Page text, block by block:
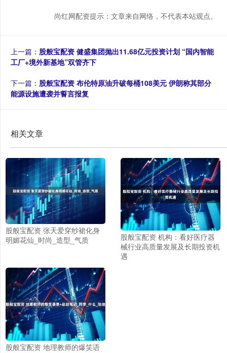
尚红网配资提示：文章来自网络，不代表本站观点。
上一篇： 股般宝配资 健盛集团抛出11.68亿元投资计划 “国内智能
工厂+境外新基地”双管齐下
下一篇： 股般宝配资 布伦特原油升破每桶108美元 伊朗称其部分
能源设施遭袭并誓言报复
相关文章
股般宝配资 张天爱穿纱裙化身
明媚花仙_时尚_造型_气质
股般宝配资 机构：看好医疗器
械行业高质量发展及长期投资机
遇
股般宝配资 地理教师的爆笑语